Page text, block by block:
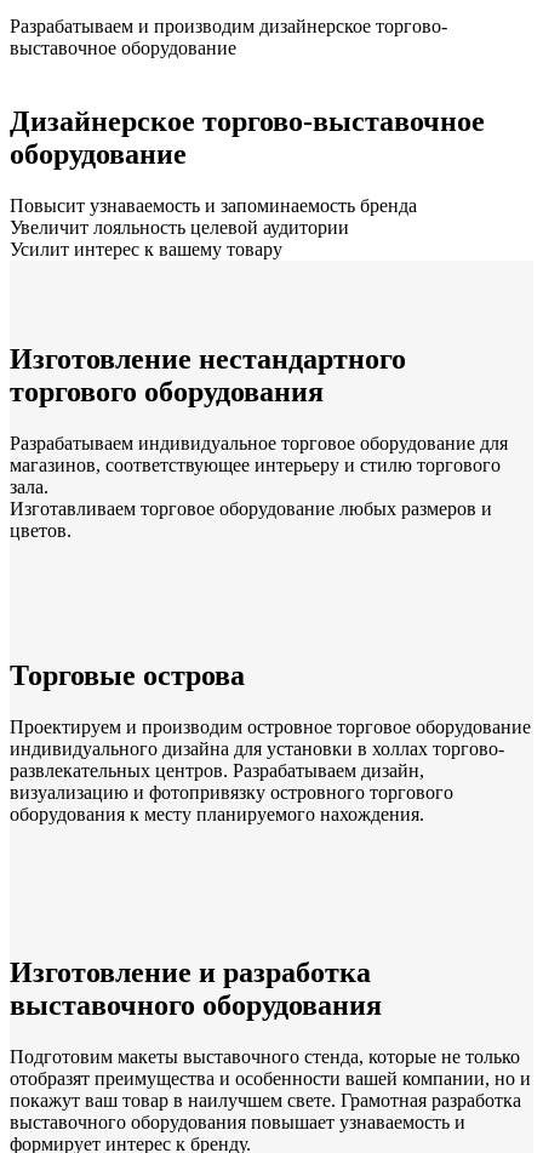
Разрабатываем и производим дизайнерское торгово-
выставочное оборудование
Дизайнерское торгово-выставочное
оборудование
Повысит узнаваемость и запоминаемость бренда
Увеличит лояльность целевой аудитории
Усилит интерес к вашему товару
Изготовление нестандартного
торгового оборудования
Разрабатываем индивидуальное торговое оборудование для
магазинов, соответствующее интерьеру и стилю торгового
зала.
Изготавливаем торговое оборудование любых размеров и
цветов.
Торговые острова
Проектируем и производим островное торговое оборудование
индивидуального дизайна для установки в холлах торгово-
развлекательных центров. Разрабатываем дизайн,
визуализацию и фотопривязку островного торгового
оборудования к месту планируемого нахождения.
Изготовление и разработка
выставочного оборудования
Подготовим макеты выставочного стенда, которые не только
отобразят преимущества и особенности вашей компании, но и
покажут ваш товар в наилучшем свете. Грамотная разработка
выставочного оборудования повышает узнаваемость и
формирует интерес к бренду.